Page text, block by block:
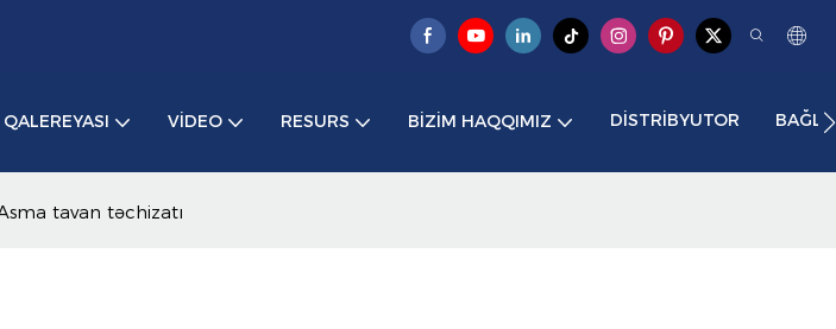
VIDEO RESURS BIZIM HAQQIMIZ DISTRIBYUTOR
tavan təchizatı